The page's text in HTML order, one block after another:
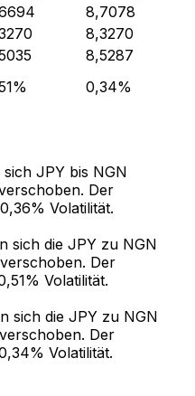
8,7078
8,3270
8,5287
0,34%
JPY bis NGN
Der
Volatilität.
sich die JPY zu NGN
Der
Volatilität.
sich die JPY zu NGN
Der
Volatilität.